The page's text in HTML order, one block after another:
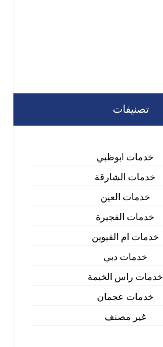
تصنيفات
خدمات ابوظبي
خدمات الشارقة
خدمات العين
خدمات الفجيرة
خدمات ام القيوين
خدمات دبي
خدمات راس الخيمة
خدمات عجمان
غير مصنف